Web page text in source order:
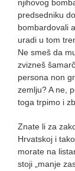
njihovog
predsedniku
bombardovali
uradi u tom
Ne smeš da
zvizneš
persona non
zemlju? A ne,
toga trpimo i
Znate li za
Hrvatskoj i
morate na
stoji „manje